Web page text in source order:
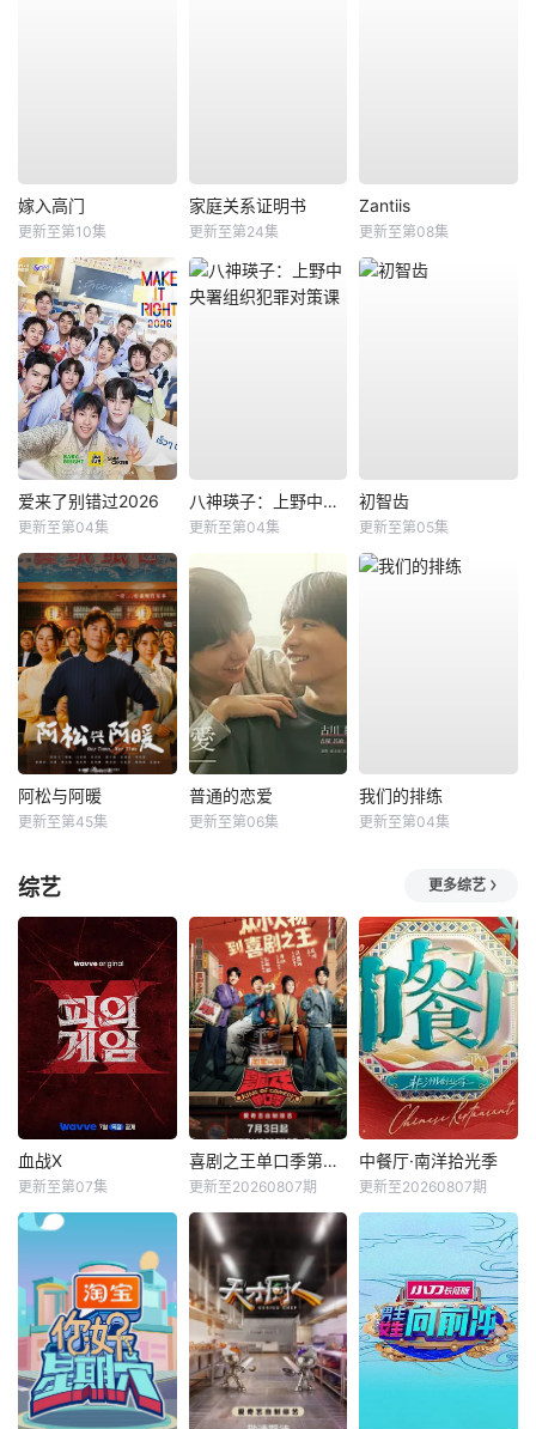
嫁入高门
更新至第10集
家庭关系证明书
更新至第24集
Zantiis
更新至第08集
爱来了别错过2026
更新至第04集
八神瑛子：上野中央署组织犯罪对策课
更新至第04集
初智齿
更新至第05集
阿松与阿暖
更新至第45集
普通的恋爱
更新至第06集
我们的排练
更新至第04集
综艺 更多综艺
血战X
更新至第07集
喜剧之王单口季第三季
更新至20260807期
中餐厅·南洋拾光季
更新至20260807期